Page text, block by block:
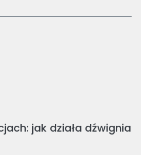
jak działa dźwignia